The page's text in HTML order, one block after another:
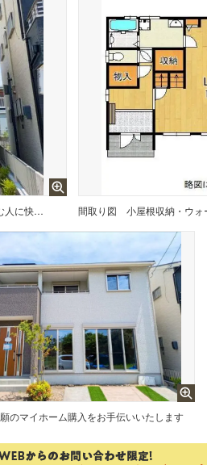
機能性とデザイン性を兼ね備えた、魅力的な新築戸建てで、住む人に快適な生活を提供し、心地よい空間を実現します 間取り図
のマイホーム購入をお手伝いいたします